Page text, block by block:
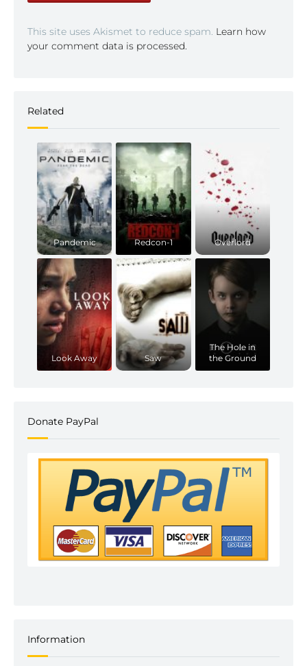
This site uses Akismet to reduce spam. Learn how
your comment data is processed.
Related
Pandemic Redcon-1 Overlord
Look Away Saw
The Hole in
the Ground
Donate PayPal
Information